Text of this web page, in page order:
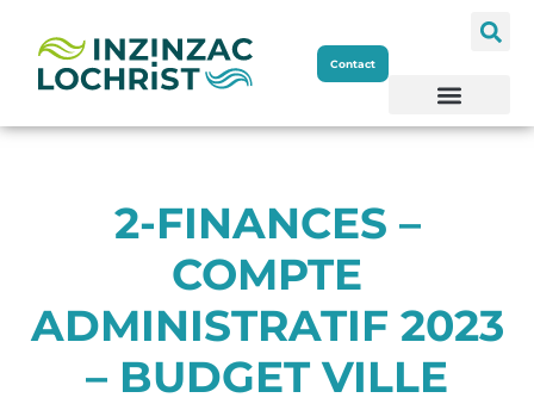
Aller
au
contenu
Contact
2-FINANCES –
COMPTE
ADMINISTRATIF 2023
– BUDGET VILLE